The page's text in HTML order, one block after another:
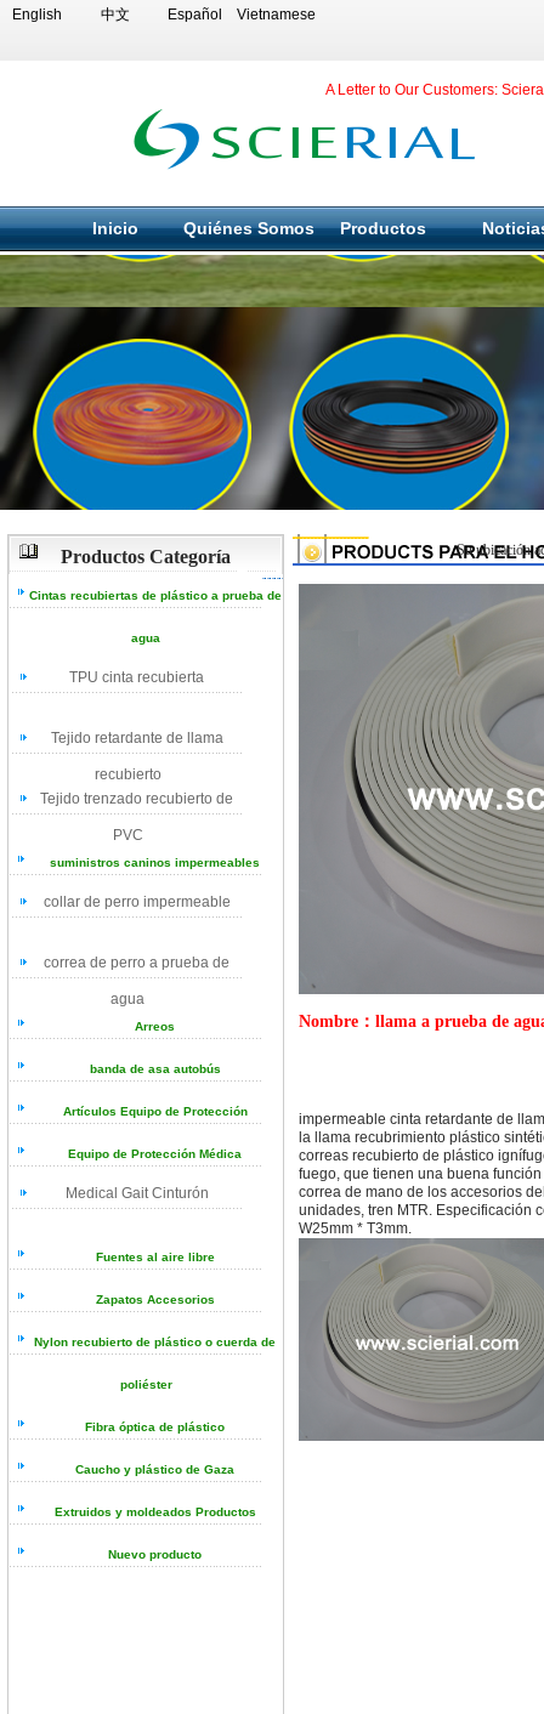
English 中文 Español Vietnamese
A Letter to Our Customers:
Inicio Quiénes Somos Productos
Productos Categoría
Cintas recubiertas de plástico a prueba de
agua
TPU cinta recubierta
Tejido retardante de llama
recubierto
Tejido trenzado recubierto de
PVC
suministros caninos impermeables
collar de perro impermeable
correa de perro a prueba de
agua
Arreos
banda de asa autobús
Artículos Equipo de Protección
Equipo de Protección Médica
Medical Gait Cinturón
Fuentes al aire libre
Zapatos Accesorios
Nylon recubierto de plástico o cuerda de
poliéster
Fibra óptica de plástico
Caucho y plástico de Gaza
Extruidos y moldeados Productos
Nuevo producto
Su ubicación
Nombre：llama a prueba de
impermeable cinta retardante de
la llama recubrimiento plástico
correas recubierto de plástico
fuego, que tienen una buena
correa de mano de los accesorios
unidades, tren MTR. Especificación
W25mm * T3mm.